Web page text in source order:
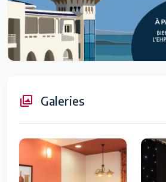
Galeries